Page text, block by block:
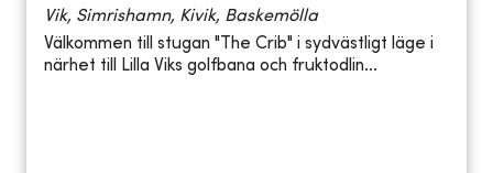
Vik, Simrishamn, Kivik, Baskemölla
Välkommen till stugan "The Crib" i sydvästligt läge i
närhet till Lilla Viks golfbana och fruktodlin...